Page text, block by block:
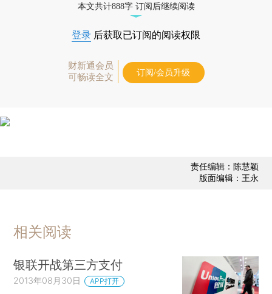
本文共计888字 订阅后继续阅读
登录 后获取已订阅的阅读权限
财新通会员
可畅读全文
订阅/会员升级
责任编辑：陈慧颖
版面编辑：王永
相关阅读
银联开战第三方支付
2013年08月30日 APP打开